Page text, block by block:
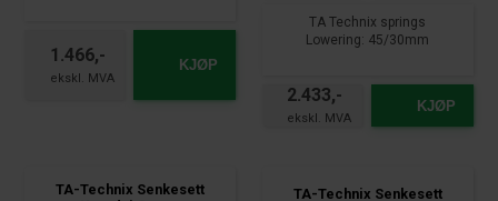
1.466,- KJØP
TA Technix springs
Lowering: 45/30mm
Hyundai Coupe Type GK
Year of manufacture 2001 -
2009
2.433,- KJØP
TA-Technix Senkesett
TA-Technix Senkesett